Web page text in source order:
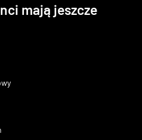
mają jeszcze